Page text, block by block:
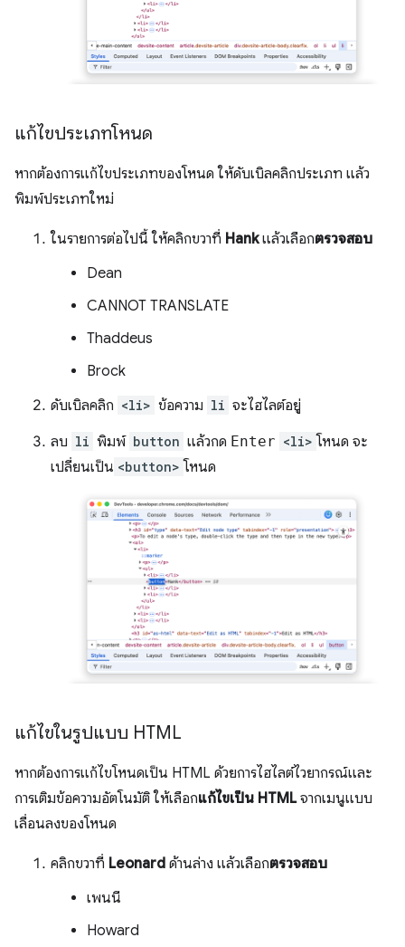
แก้ไขประเภทโหนด
หากต้องการแก้ไขประเภทของโหนด ให้ดับเบิลคลิกประเภท แล้ว
พิมพ์ประเภทใหม่
ในรายการต่อไปนี้ ให้คลิกขวาที่ Hankแล้วเลือกตรวจสอบ
Dean
CANNOT TRANSLATE
Thaddeus
Brock
ดับเบิลคลิก <li> ข้อความ li จะไฮไลต์อยู่
ลบ li พิมพ์ button แล้วกด Enter <li> โหนด จะ
เปลี่ยนเป็น <button> โหนด
แก้ไขในรูปแบบ HTML
หากต้องการแก้ไขโหนดเป็น HTML ด้วยการไฮไลต์ไวยากรณ์และ
การเติมข้อความอัตโนมัติ ให้เลือกแก้ไขเป็น HTMLจากเมนูแบบ
เลื่อนลงของโหนด
คลิกขวาที่ Leonard ด้านล่าง แล้วเลือกตรวจสอบ
เพนนี
Howard